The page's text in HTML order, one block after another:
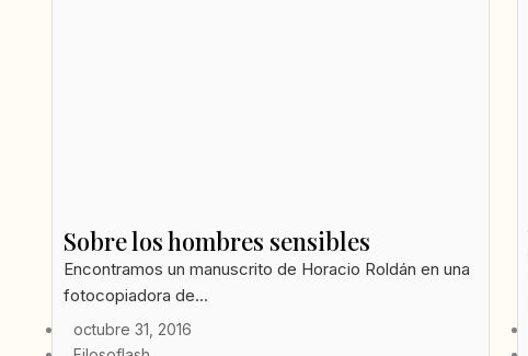
Sobre los hombres sensibles
Encontramos un manuscrito de Horacio Roldán en una
fotocopiadora de...
octubre 31, 2016